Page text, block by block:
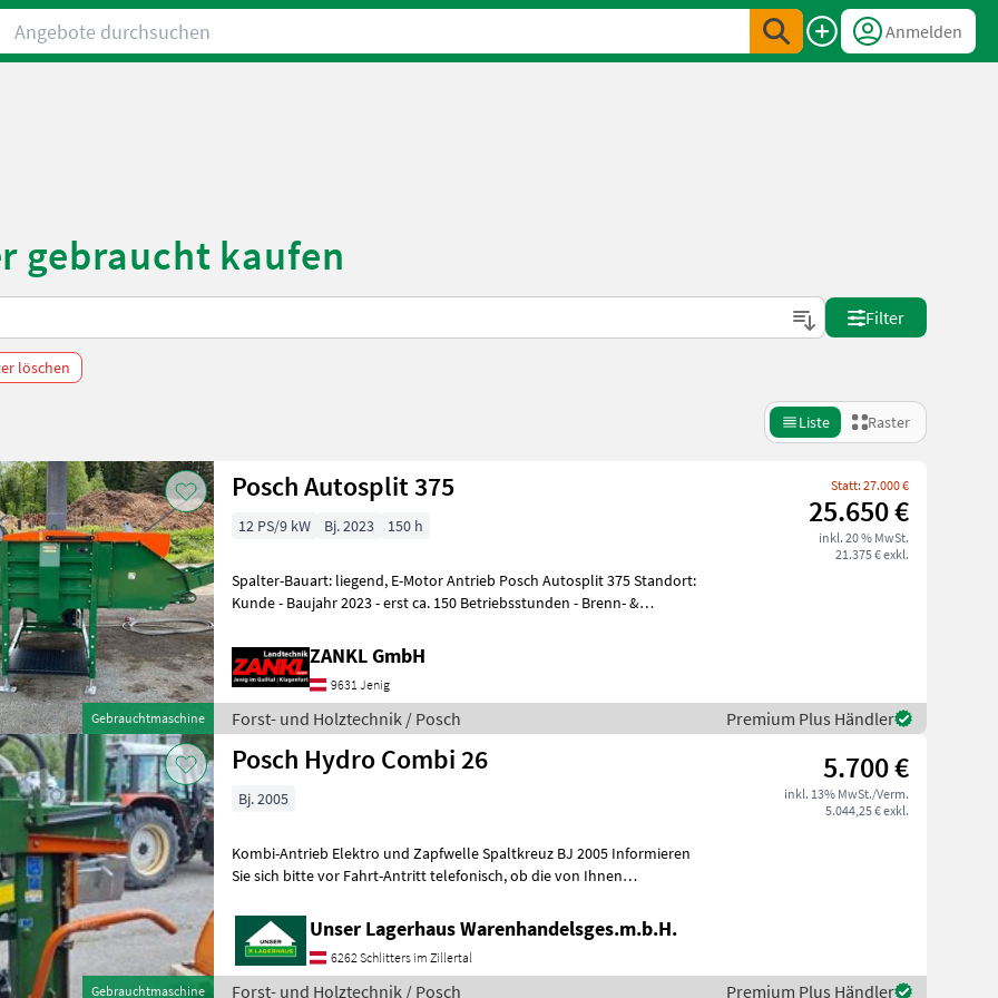
Angebote durchsuchen
Anmelden
gebraucht kaufen
Filter
löschen
Liste Raster
Gebrauchtmaschine
Posch Autosplit 375 Statt: 27.000 €
25.650 €
inkl. 20 % MwSt.
21.375 € exkl.
12 PS/9 kW Bj. 2023 150 h
Spalter-Bauart: liegend, E-Motor Antrieb Posch Autosplit 375 Standort:
Kunde - Baujahr 2023 - erst ca. 150 Betriebsstunden - Brenn- &
ZANKL GmbH
9631 Jenig
Forst- und Holztechnik / Posch Premium Plus Händler
Gebrauchtmaschine
Posch Hydro Combi 26 5.700 €
inkl. 13% MwSt./Verm.
5.044,25 € exkl.
Bj. 2005
Kombi-Antrieb Elektro und Zapfwelle Spaltkreuz BJ 2005 Informieren
Sie sich bitte vor Fahrt-Antritt telefonisch, ob die von Ihnen
Unser Lagerhaus Warenhandelsges.m.b.H.
6262 Schlitters im Zillertal
Forst- und Holztechnik / Posch Premium Plus Händler